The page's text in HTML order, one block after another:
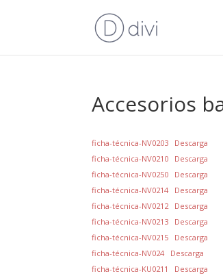
Accesorios
ficha-técnica-NV0203
Descarga
ficha-técnica-NV0210
Descarga
ficha-técnica-NV0250
Descarga
ficha-técnica-NV0214
Descarga
ficha-técnica-NV0212
Descarga
ficha-técnica-NV0213
Descarga
ficha-técnica-NV0215
Descarga
ficha-técnica-NV024
Descarga
ficha-técnica-KU0211
Descarga